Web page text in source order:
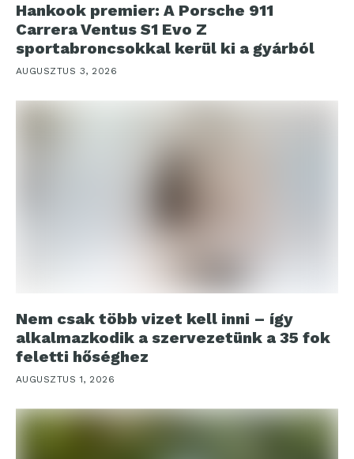
Hankook premier: A Porsche 911
Carrera Ventus S1 Evo Z
sportabroncsokkal kerül ki a gyárból
AUGUSZTUS 3, 2026
Nem csak több vizet kell inni – így
alkalmazkodik a szervezetünk a 35 fok
feletti hőséghez
AUGUSZTUS 1, 2026